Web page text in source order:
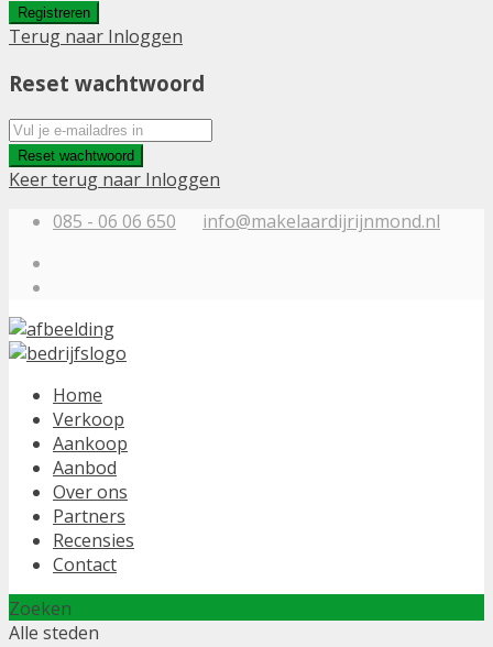
Registreren
Terug naar Inloggen
Reset wachtwoord
Reset wachtwoord
Keer terug naar Inloggen
085 - 06 06 650
info@makelaardijrijnmond.nl
Home
Verkoop
Aankoop
Aanbod
Over ons
Partners
Recensies
Contact
Zoeken
Alle steden